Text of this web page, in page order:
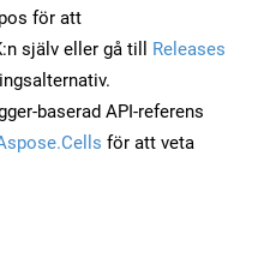
för att
själv eller gå till Releases
baserad API-referens
för att veta